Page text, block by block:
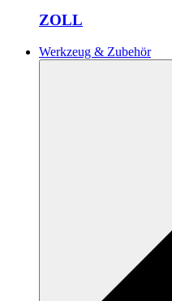
ZOLL
Werkzeug & Zubehör